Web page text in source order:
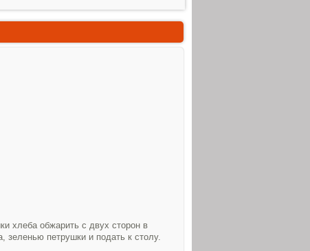
хлеба обжарить с двух сторон в
зеленью петрушки и подать к столу.